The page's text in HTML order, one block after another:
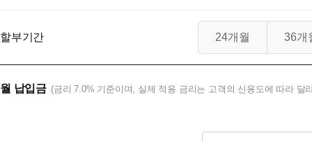
할부기간 24개월 36개
월 납입금 (금리 7.0% 기준이며, 실제 적용 금리는 고객의 신용도에 따라 달